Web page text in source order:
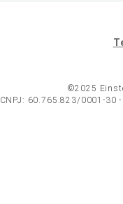
©2025
CNPJ: 60.765.823/0001-30